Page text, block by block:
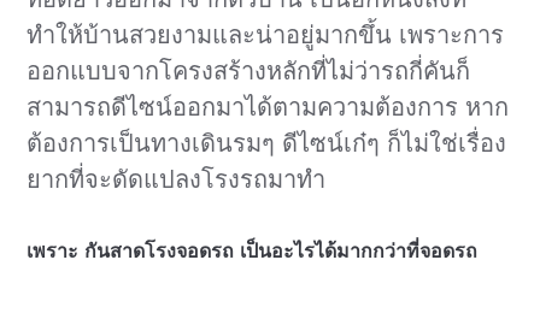
ทำให้บ้านสวยงามและน่าอยู่มากขึ้น เพราะการ
ออกแบบจากโครงสร้างหลักที่ไม่ว่ารถกี่คันก็
สามารถดีไซน์ออกมาได้ตามความต้องการ หาก
ต้องการเป็นทางเดินรมๆ ดีไซน์เก๋ๆ ก็ไม่ใช่เรื่อง
ยากที่จะดัดแปลงโรงรถมาทำ
เพราะ กันสาดโรงจอดรถ เป็นอะไรได้มากกว่าที่จอดรถ